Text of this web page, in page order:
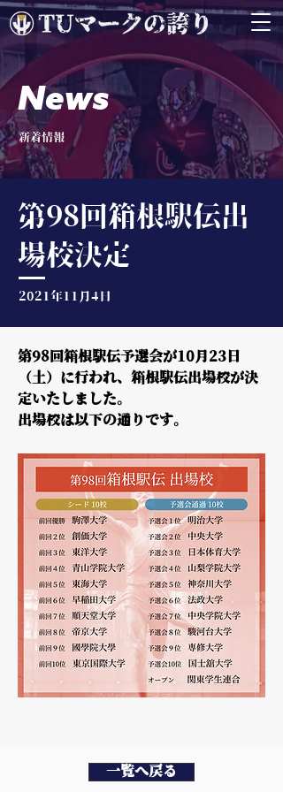
News
新着情報
第98回箱根駅伝出
場校決定
2021年11月4日
第98回箱根駅伝予選会が10月23日
（土）に行われ、箱根駅伝出場校が決
定いたしました。
出場校は以下の通りです。
一覧へ戻る